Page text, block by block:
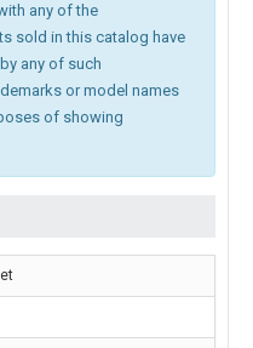
any of the
sold in this catalog have
any of such
or model names
of showing